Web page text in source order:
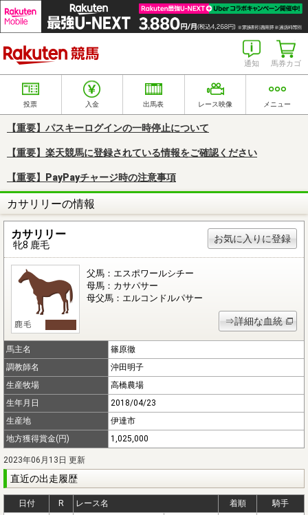
馬券カゴ
通知
投票 入金 出馬表 レース映像 メニュー
【重要】パスキーログインの一時停止について
【重要】楽天競馬に登録されている情報をご確認ください
【重要】PayPayチャージ時の注意事項
カサリリーの情報
カサリリー
牝8 鹿毛
お気に入りに登録
父馬：エスポワールシチー
母馬：カサパサー
母父馬：エルコンドルパサー
⇒詳細な血統
馬主名
篠原徹
調教師名
沖田明子
生産牧場
高橋農場
生年月日
2018/04/23
生産地
伊達市
地方獲得賞金(円)
1,025,000
2023年06月13日 更新
直近の出走履歴
日付 R レース名 着順
騎手